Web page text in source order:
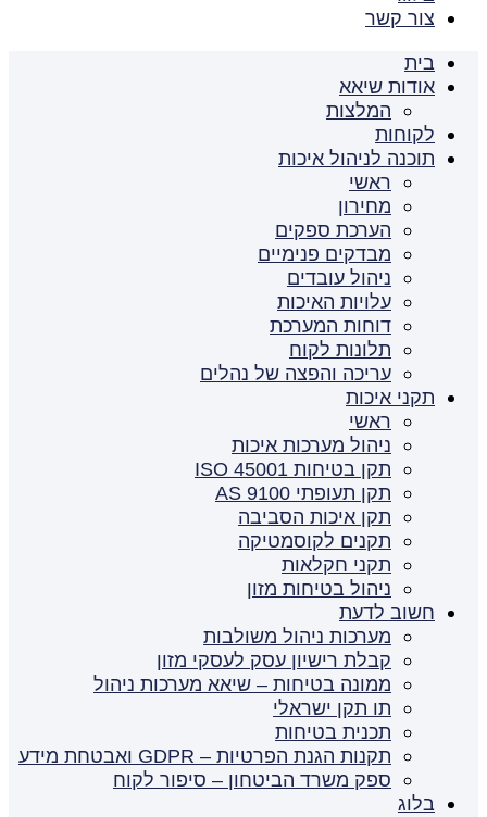
צור קשר
בית
אודות שיאא
המלצות
לקוחות
תוכנה לניהול איכות
ראשי
מחירון
הערכת ספקים
מבדקים פנימיים
ניהול עובדים
עלויות האיכות
דוחות המערכת
תלונות לקוח
עריכה והפצה של נהלים
תקני איכות
ראשי
ניהול מערכות איכות
תקן בטיחות ISO 45001
תקן תעופתי AS 9100
תקן איכות הסביבה
תקנים לקוסמטיקה
תקני חקלאות
ניהול בטיחות מזון
חשוב לדעת
מערכות ניהול משולבות
קבלת רישיון עסק לעסקי מזון
ממונה בטיחות – שיאא מערכות ניהול
תו תקן ישראלי
תכנית בטיחות
תקנות הגנת הפרטיות – GDPR ואבטחת מידע
ספק משרד הביטחון – סיפור לקוח
בלוג